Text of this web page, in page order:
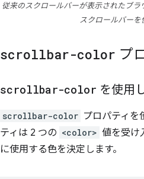
従来のスクロールバーが表示されたブ
スクロールバーを
scrollbar-color プ
scrollbar-color を使用
scrollbar-color プロパティを
ティは 2 つの <color> 値を受け
に使用する色を決定します。